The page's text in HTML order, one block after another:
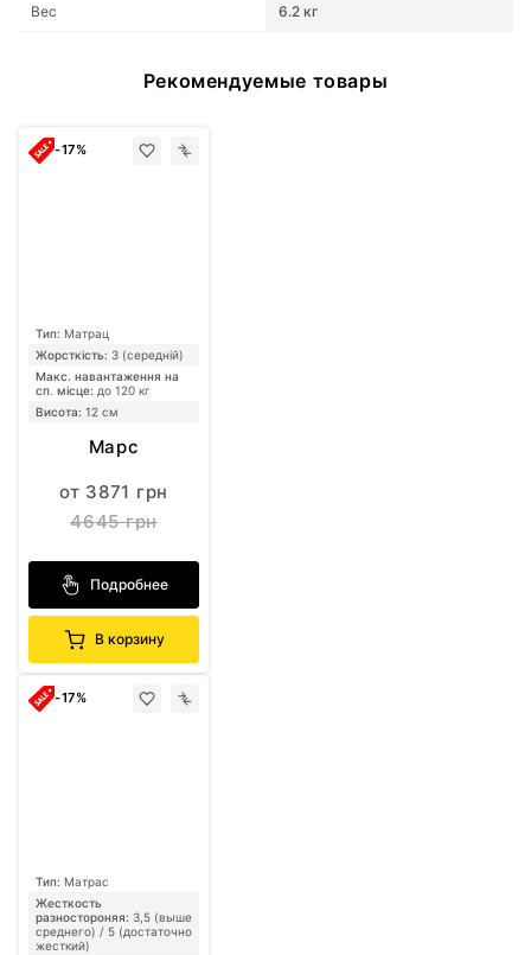
Вес 6.2 кг
Рекомендуемые товары
-17%
Тип: Матрац
Жорсткість: 3 (середній)
Макс. навантаження на
сп. місце: до 120 кг
Висота: 12 см
Марс
от 3871 грн
4645 грн
Подробнее
В корзину
-17%
Тип: Матрас
Жесткость
разностороняя: 3,5 (выше
среднего) / 5 (достаточно
жесткий)